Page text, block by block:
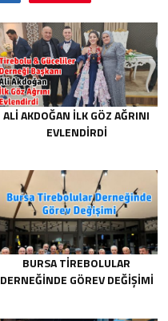
ALI AKDOĞAN İLK GÖZ AĞRINI
EVLENDIRDI
BURSA TIREBOLULAR
DERNEĞINDE GÖREV DEĞIŞIMI